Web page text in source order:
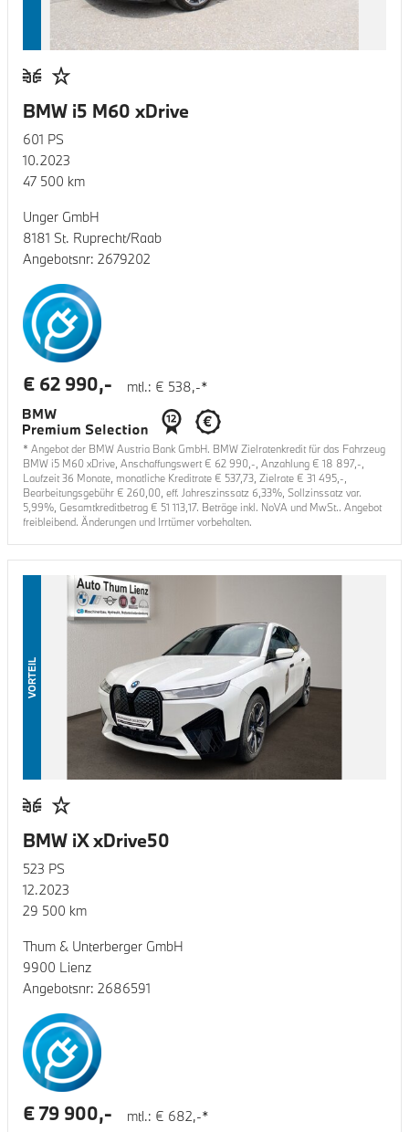
BMW i5 M60 xDrive
601 PS
10.2023
47 500 km
Unger GmbH
8181 St. Ruprecht/Raab
Angebotsnr: 2679202
mtl.: € 538,-*
€ 62 990,-
* Angebot der BMW Austria Bank GmbH. BMW Zielratenkredit für das Fahrzeug
BMW i5 M60 xDrive, Anschaffungswert € 62 990,-, Anzahlung € 18 897,-,
Laufzeit36 Monate, monatliche Kreditrate € 537,73, Zielrate € 31 495,-,
Bearbeitungsgebühr € 260,00, eff. Jahreszinssatz 6,33%, Sollzinssatz var.
5,99%, Gesamtkreditbetrag € 51 113,17. Beträge inkl. NoVA und MwSt.. Angebot
freibleibend. Änderungen und Irrtümer vorbehalten.
VORTEIL
BMW iX xDrive50
523 PS
12.2023
29 500 km
Thum & Unterberger GmbH
9900 Lienz
Angebotsnr: 2686591
mtl.: € 682,-*
€ 79 900,-